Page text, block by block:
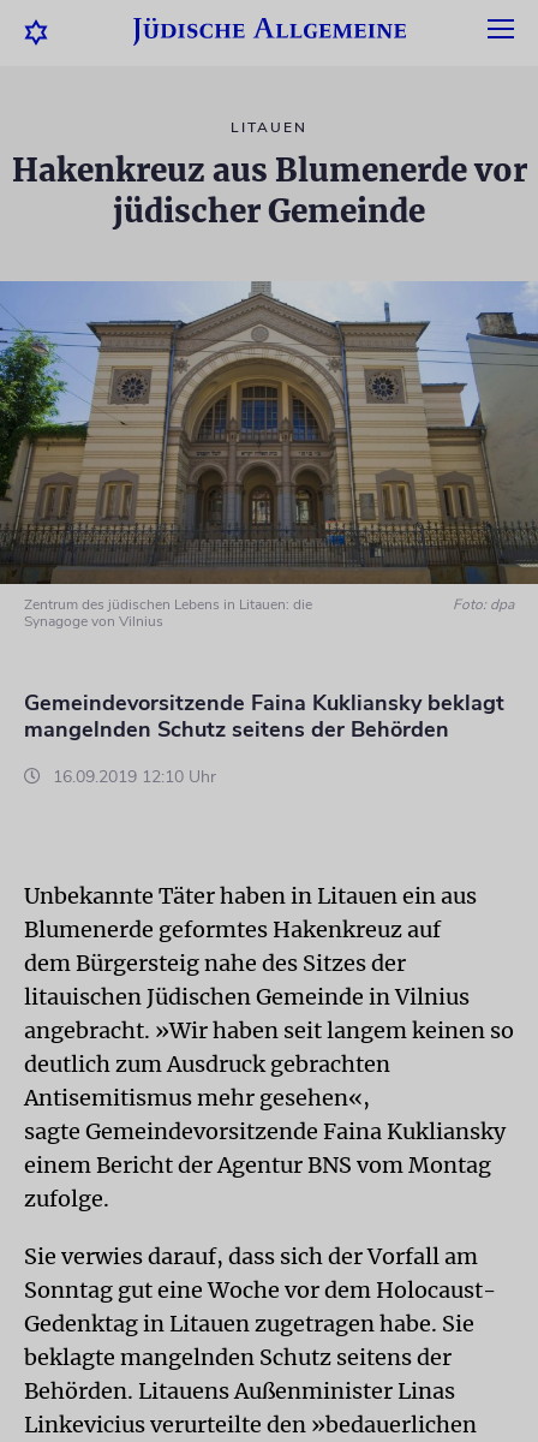
LITAUEN
Hakenkreuz aus Blumenerde vor
jüdischer Gemeinde
Zentrum des jüdischen Lebens in Litauen: die
Synagoge von Vilnius
Foto: dpa
Gemeindevorsitzende Faina Kukliansky beklagt
mangelnden Schutz seitens der Behörden
16.09.2019 12:10 Uhr
Unbekannte Täter haben in Litauen ein aus
Blumenerde geformtes Hakenkreuz auf
dem Bürgersteig nahe des Sitzes der
litauischen Jüdischen Gemeinde in Vilnius
angebracht. »Wir haben seit langem keinen so
deutlich zum Ausdruck gebrachten
Antisemitismus mehr gesehen«,
sagte Gemeindevorsitzende Faina Kukliansky
einem Bericht der Agentur BNS vom Montag
zufolge.
Sie verwies darauf, dass sich der Vorfall am
Sonntag gut eine Woche vor dem Holocaust-
Gedenktag in Litauen zugetragen habe. Sie
beklagte mangelnden Schutz seitens der
Behörden. Litauens Außenminister Linas
Linkevicius verurteilte den »bedauerlichen